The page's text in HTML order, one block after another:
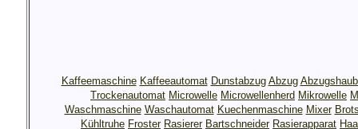
Kaffeemaschine Kaffeeautomat Dunstabzug Abzug
Trockenautomat Microwelle Microwellenherd Mikrowelle
Waschmaschine Waschautomat Kuechenmaschine Mixer
Kühltruhe Froster Rasierer Bartschneider Rasierapparat